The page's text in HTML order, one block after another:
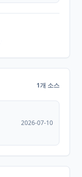
1개 소스
2026-07-10